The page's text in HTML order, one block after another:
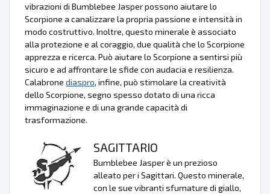
vibrazioni di Bumblebee Jasper possono aiutare lo
Scorpione a canalizzare la propria passione e intensità in
modo costruttivo. Inoltre, questo minerale è associato
alla protezione e al coraggio, due qualità che lo Scorpione
apprezza e ricerca. Può aiutare lo Scorpione a sentirsi più
sicuro e ad affrontare le sfide con audacia e resilienza.
Calabrone diaspro, infine, può stimolare la creatività
dello Scorpione, segno spesso dotato di una ricca
immaginazione e di una grande capacità di
trasformazione.
SAGITTARIO
Bumblebee Jasper è un prezioso
alleato per i Sagittari. Questo minerale,
con le sue vibranti sfumature di giallo,